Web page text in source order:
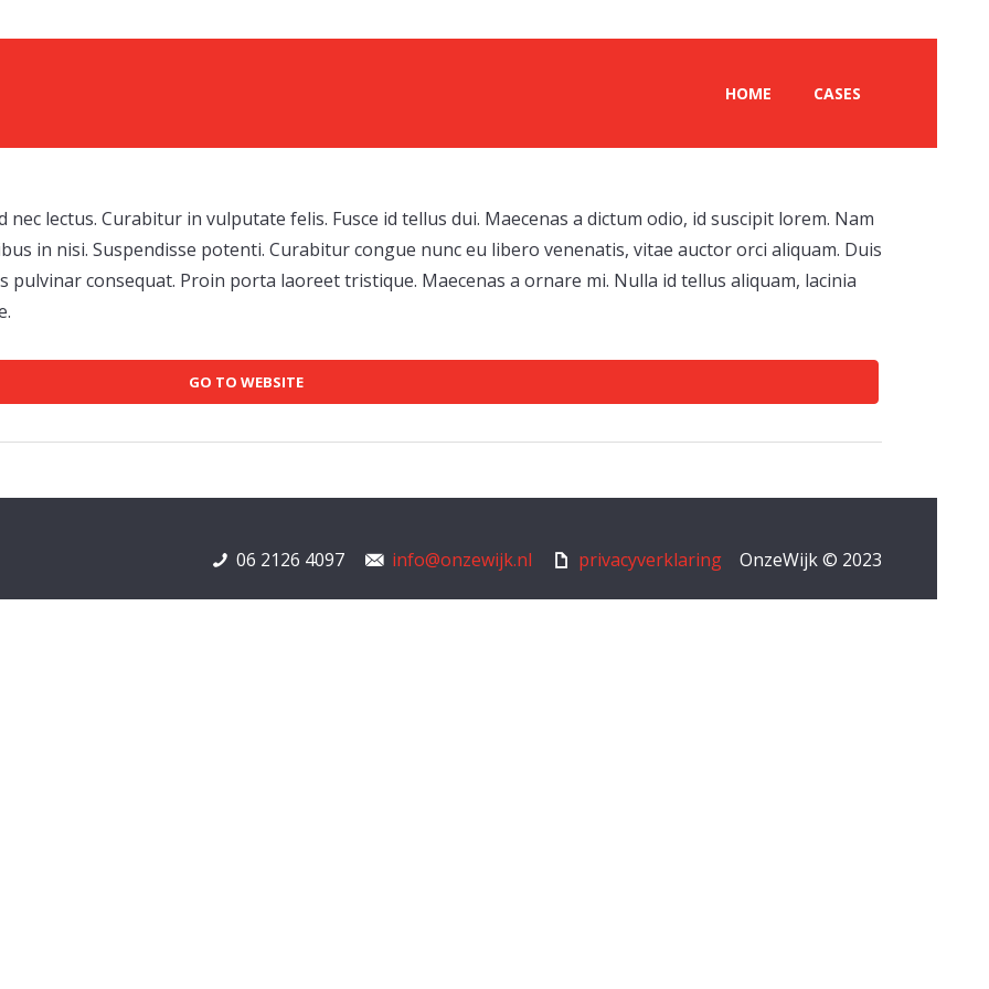
HOME CASES
lectus. Curabitur in vulputate felis. Fusce id tellus dui. Maecenas a dictum odio, id suscipit lorem. Nam
in nisi. Suspendisse potenti. Curabitur congue nunc eu libero venenatis, vitae auctor orci aliquam. Duis
consequat. Proin porta laoreet tristique. Maecenas a ornare mi. Nulla id tellus aliquam, lacinia
GO TO WEBSITE
06 2126 4097 info@onzewijk.nl privacyverklaring OnzeWijk © 2023